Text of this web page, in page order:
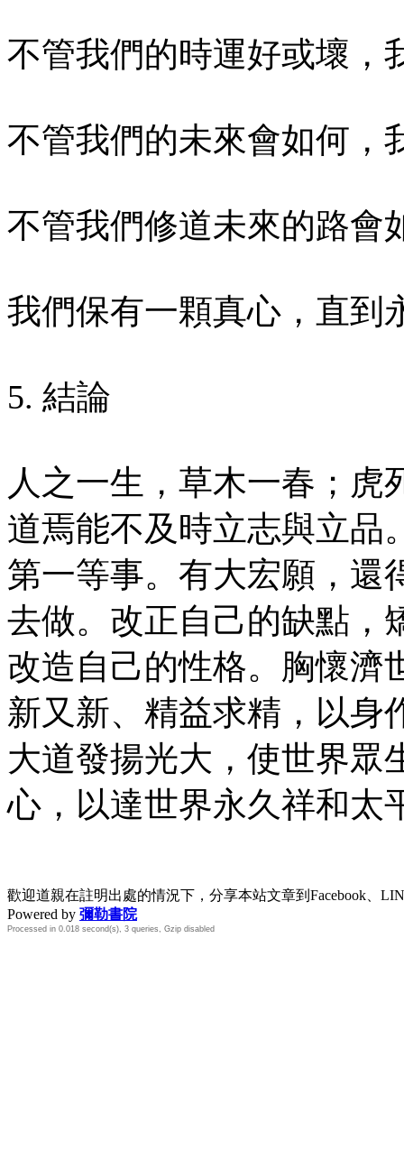
不管我們的時運好或壞，
不管我們的未來會如何，
不管我們修道未來的路會
我們保有一顆真心，直到
5. 結論
人之一生，草木一春；虎
道焉能不及時立志與立品
第一等事。有大宏願，還
去做。改正自己的缺點，
改造自己的性格。胸懷濟
新又新、精益求精，以身
大道發揚光大，使世界眾
心，以達世界永久祥和太
歡迎道親在註明出處的情況下，分享本站文章到Facebook、
Powered by 彌勒書院
Processed in 0.018 second(s), 3 queries, Gzip disabled